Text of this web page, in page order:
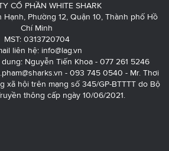
CỔ PHẦN WHITE SHARK
Hạnh, Phường 12, Quận 10, Thành phố Hồ
Chí Minh
MST: 0313720704
liên hệ: info@lag.vn
Nguyễn Tiến Khoa - 077 261 5246
- 093 745 0540 - Mr. Thơi
xã hội trên mạng số 345/GP-BTTTT do Bộ
thông cấp ngày 10/06/2021.